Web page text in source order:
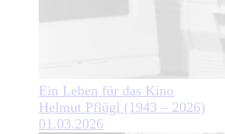
Ein Leben für das Kino
Helmut Pflügl (1943 – 2026)
01.03.2026